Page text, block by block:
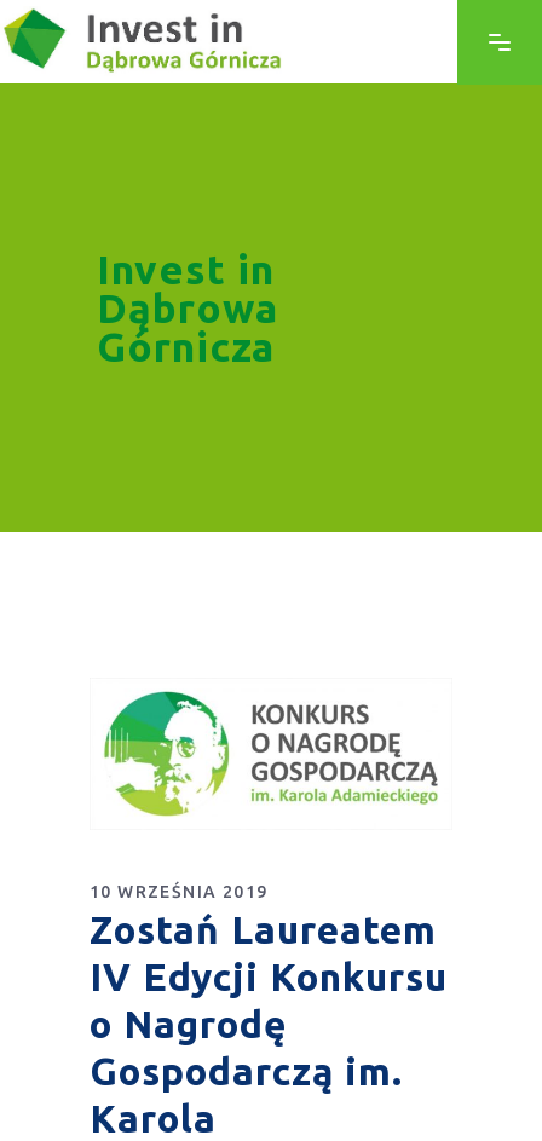
Invest in
Dąbrowa
Górnicza
10 WRZEŚNIA 2019
Zostań Laureatem
IV Edycji Konkursu
o Nagrodę
Gospodarczą im.
Karola